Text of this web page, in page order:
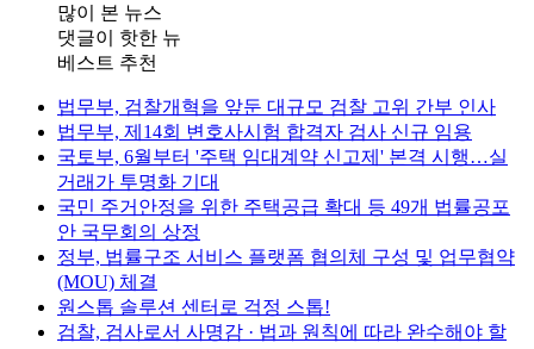
많이 본 뉴스
댓글이 핫한 뉴
베스트 추천
법무부, 검찰개혁을 앞둔 대규모 검찰 고위 간부 인사
법무부, 제14회 변호사시험 합격자 검사 신규 임용
국토부, 6월부터 '주택 임대계약 신고제' 본격 시행…실
거래가 투명화 기대
국민 주거안정을 위한 주택공급 확대 등 49개 법률공포
안 국무회의 상정
정부, 법률구조 서비스 플랫폼 협의체 구성 및 업무협약
(MOU) 체결
원스톱 솔루션 센터로 걱정 스톱!
검찰, 검사로서 사명감 · 법과 원칙에 따라 완수해야 할